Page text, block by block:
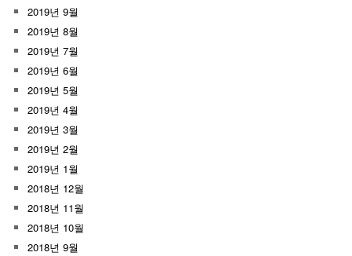
2019년 9월
2019년 8월
2019년 7월
2019년 6월
2019년 5월
2019년 4월
2019년 3월
2019년 2월
2019년 1월
2018년 12월
2018년 11월
2018년 10월
2018년 9월